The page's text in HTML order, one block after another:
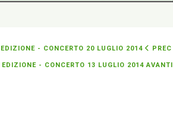
- CONCERTO 20 LUGLIO 2014 PREC
- CONCERTO 13 LUGLIO 2014AVANTI